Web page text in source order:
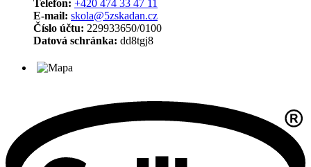
Telefon: +420 474 33 47 11
E-mail: skola@5zskadan.cz
Číslo účtu: 229933650/0100
Datová schránka: dd8tgj8